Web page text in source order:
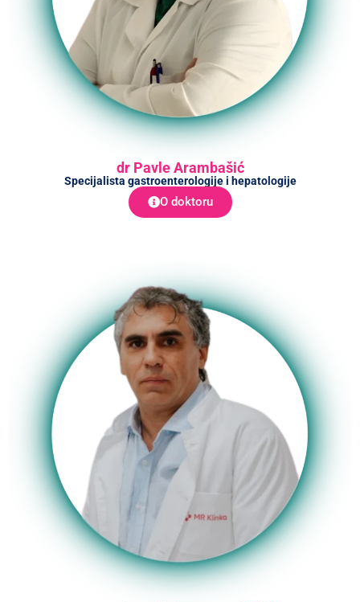
dr Pavle Arambašić
Specijalista gastroenterologije i hepatologije
O doktoru